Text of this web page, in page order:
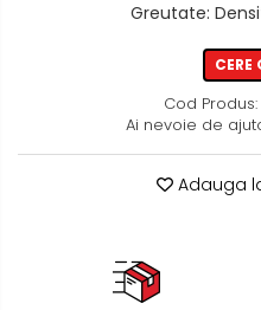
Greutate:
CERE
Cod Produs:
Ai nevoie de
Adauga